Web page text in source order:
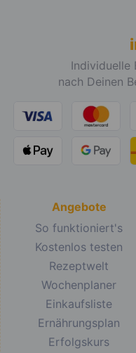
Individuelle
nach Deinen
Angebote
So funktioniert's
Kostenlos testen
Rezeptwelt
Wochenplaner
Einkaufsliste
Ernährungsplan
Erfolgskurs